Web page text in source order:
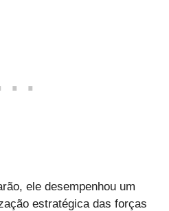
ele desempenhou um
estratégica das forças